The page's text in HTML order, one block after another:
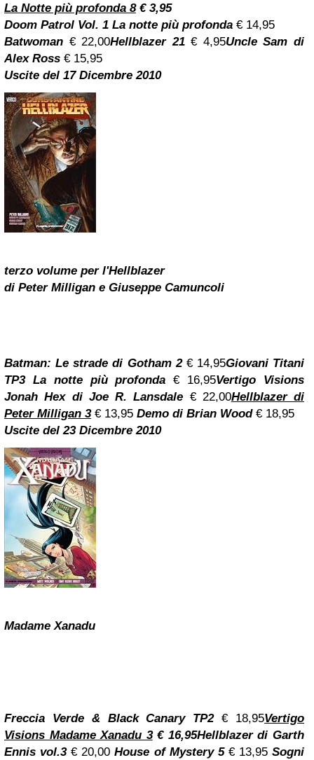
La Notte più profonda 8€ 3,95
Doom Patrol Vol. 1 La notte più profonda € 14,95
Batwoman € 22,00Hellblazer 21€ 4,95Uncle Sam di
Alex Ross € 15,95
Uscite del 17 Dicembre 2010
terzo volume per l'Hellblazer
di Peter Milligan e Giuseppe Camuncoli
Batman: Le strade di Gotham 2€ 14,95Giovani Titani
TP3 La notte più profonda € 16,95Vertigo Visions
Jonah Hex di Joe R. Lansdale € 22,00Hellblazer di
Peter Milligan 3 € 13,95 Demo di Brian Wood € 18,95
Uscite del 23 Dicembre 2010
Madame Xanadu
Freccia Verde & Black Canary TP2€ 18,95Vertigo
Visions Madame Xanadu 3€ 16,95Hellblazer diGarth
Ennis vol.3€ 20,00House of Mystery 5€ 13,95Sogni